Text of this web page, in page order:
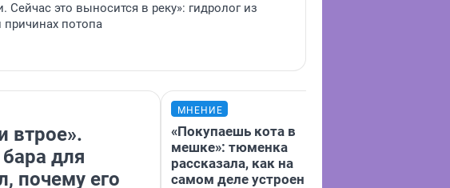
Сейчас это выносится в реку»: гидролог из
потопа
втрое».
для
почему его
МНЕНИЕ
«Покупаешь кота в
мешке»: тюменка
рассказала, как на
самом деле устроен